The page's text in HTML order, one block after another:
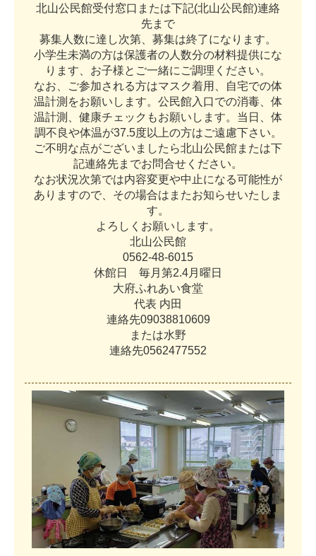
北山公民館受付窓口 ま たは下記(北山公民館)連絡
先ま で
募集 人 数に達 し次第 募集は終了にな り ま す。
小学生未満の方は保護者の 人 数分の材料提供にな
り ま す お子様と ご一緒に ご調理 く ださ い。
なお ご参加さ れる方はマス ク着用 自宅での体
温計測 をお願い し ま す。 公民館入 口での消毒
体
温計測 健康チ ェ ッ ク もお願い し ま す。 当 日
体
調不良や体温が37.5度以 上の方はご遠慮下さ い。
ご不明な点がござい ま した ら北山公民館ま たは下
記連絡先ま でお問合せ く ださ い。
なお状況次第では内容変更や中 止になる可能性が
あ り ま すので その場合は ま たお知らせいた し ま
す。
よ ろ し く お願い し ま す。
北山公民館
0562-48-6015
休館日 毎月 第2.4月 曜 日
大府ふれあい食堂
代表 内田
連絡先09038810609
ま たは水野
連絡先0562477552